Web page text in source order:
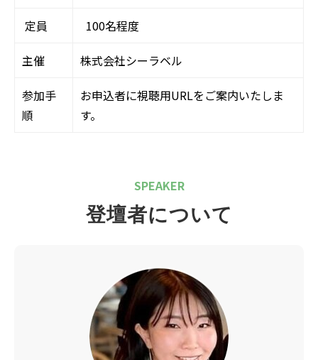
定員 100名程度
主催 株式会社シーラベル
参加手
順
お申込者に視聴用URLをご案内いたしま
す。
SPEAKER
登壇者について